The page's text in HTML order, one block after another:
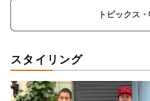
トピックス
スタイリング